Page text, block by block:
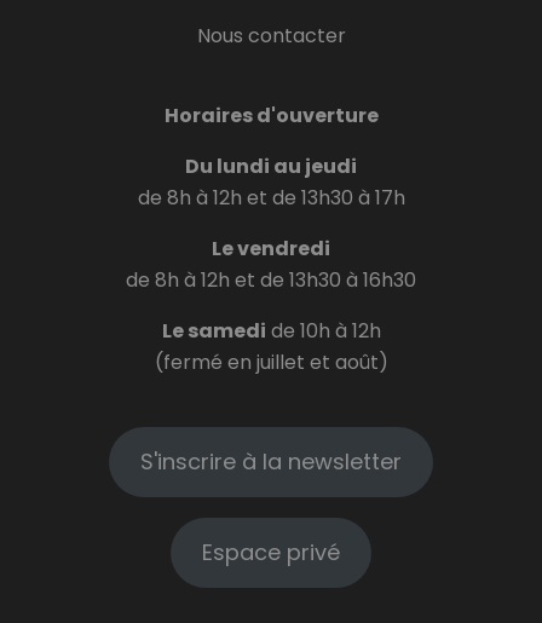
Nous contacter
Horaires d'ouverture
Du lundi au jeudi
de 8h à 12h et de 13h30 à 17h
Le vendredi
de 8h à 12h et de 13h30 à 16h30
Le samedi de 10h à 12h
(fermé en juillet et août)
S'inscrire à la newsletter
Espace privé